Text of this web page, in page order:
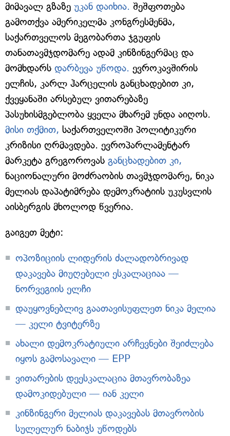
მიმავალ გზაზე უკან დაიხია. შეშფოთება
გამოთქვა ამერიკელმა კონგრესმენმა,
საქართველოს მეგობართა ჯგუფის
თანათავმჯდომარე ადამ კინზინგერმაც და
მომხდარს დარბევა უწოდა. ევროკავშირის
ელჩის, კარლ ჰარცელის განცხადებით კი,
ქვეყანაში არსებულ ვითარებაზე
პასუხისმგებლობა ყველა მხარემ უნდა აიღოს.
მისი თქმით, საქართველოში პოლიტიკური
კრიზისი ღრმავდება. ევროპარლამენტარ
მარკეტა გრეგოროვას განცხადებით კი,
ნაციონალური მოძრაობის თავმჯდომარე, ნიკა
მელიას დაპატიმრება დემოკრატიის უკუსვლის
აისბერგის მხოლოდ წვერია.
გაიგეთ მეტი:
ოპოზიციის ლიდერის ძალადობრივად
დაკავება მიუღებელი ესკალაციაა —
ნორვეგიის ელჩი
დაუყოვნებლივ გაათავისუფლეთ ნიკა მელია
— კელი ტვიტერზე
ახალი დემოკრატიული არჩევნები შეიძლება
იყოს გამოსავალი — EPP
ვითარების დეესკალაცია მთავრობაზეა
დამოკიდებული — იან კელი
კინზინგერი მელიას დაკავებას მთავრობის
სულელურ ნაბიჯს უწოდებს